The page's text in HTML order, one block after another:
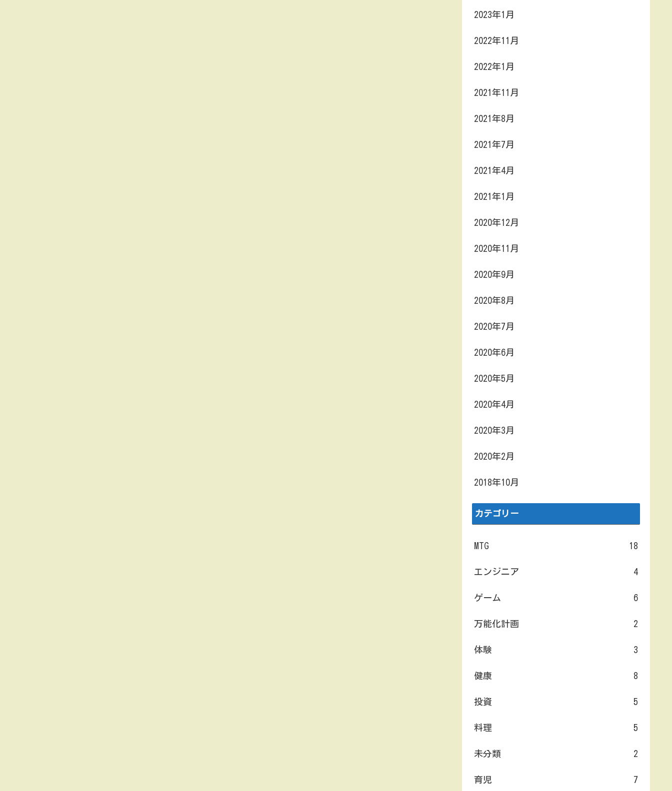
2023年1月
2022年11月
2022年1月
2021年11月
2021年8月
2021年7月
2021年4月
2021年1月
2020年12月
2020年11月
2020年9月
2020年8月
2020年7月
2020年6月
2020年5月
2020年4月
2020年3月
2020年2月
2018年10月
カテゴリー
MTG 18
エンジニア 4
ゲーム 6
万能化計画 2
体験 3
健康 8
投資 5
料理 5
未分類 2
育児 7